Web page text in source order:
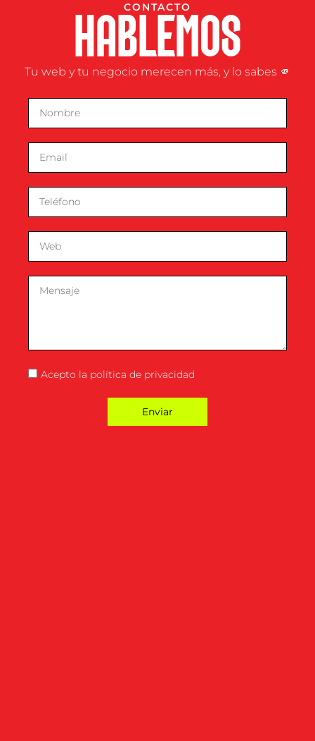
CONTACTO
HABLEMOS
Tu web y tu negocio merecen más, y lo sabes 🫵
Acepto la política de privacidad
Enviar